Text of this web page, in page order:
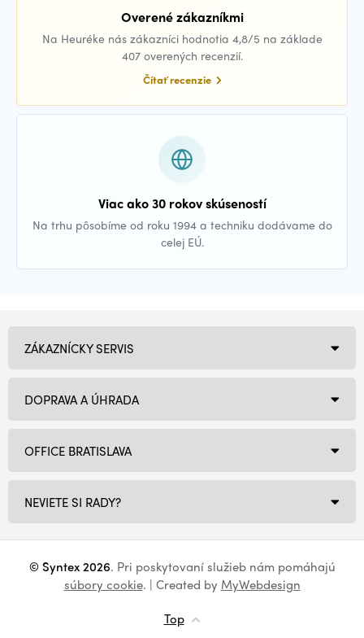
Overené zákazníkmi
Na Heuréke nás zákazníci hodnotia 4,8/5 na základe
407 overených recenzií.
Čítať recenzie
Viac ako 30 rokov skúseností
Na trhu pôsobíme od roku 1994 a techniku dodávame do
celej EÚ.
OFFICE BRATISLAVA
NEVIETE SI RADY?
ZÁKAZNÍCKY SERVIS
DOPRAVA A ÚHRADA
© Syntex 2026. Pri poskytovaní služieb nám pomáhajú
súbory cookie. | Created by MyWebdesign
Top